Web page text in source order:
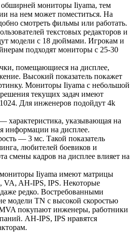
мониторы Iiyama, тем
на нем может поместиться. На
смотреть фильмы или работать.
текстовых редакторов и
модели с 18 дюймами. Игрокам и
подходят мониторы с 25-30
помещающиеся на дисплее,
Высокий показатель покажет
Мониторы Iiyama с небольшой
текущих задач имеют
Для инженеров подойдут 4k
характеристика, указывающая на
информации на дисплее.
— 3 мс. Такой показатель
любителей боевиков и
смены кадров на дисплее влияет на
Iiyama имеют матрицы
AH-IPS, IPS. Некоторые
редко. Востребованными
модели TN с высокой скоростью
покупают инженеры, работники
AH-IPS, IPS нравятся